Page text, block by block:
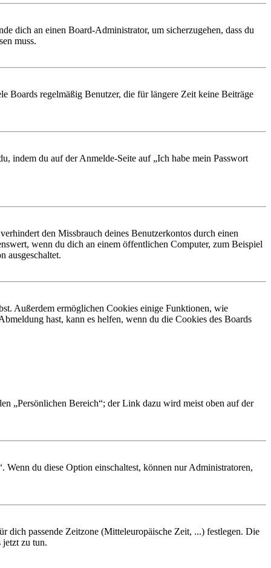
dich an einen Board-Administrator, um sicherzugehen, dass du
muss.
Boards regelmäßig Benutzer, die für längere Zeit keine Beiträge
indem du auf der Anmelde-Seite auf „Ich habe mein Passwort
den Missbrauch deines Benutzerkontos durch einen
wenn du dich an einem öffentlichen Computer, zum Beispiel
ausgeschaltet.
Außerdem ermöglichen Cookies einige Funktionen, wie
hast, kann es helfen, wenn du die Cookies des Boards
„Persönlichen Bereich“; der Link dazu wird meist oben auf der
du diese Option einschaltest, können nur Administratoren,
dich passende Zeitzone (Mitteleuropäische Zeit, ...) festlegen. Die
jetzt zu tun.